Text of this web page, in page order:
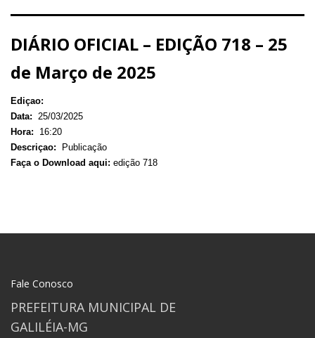
DIÁRIO OFICIAL – EDIÇÃO 718 – 25
de Março de 2025
Ediçao:
Data:
25/03/2025
Hora:
16:20
Descriçao:
Publicação
Faça o Download aqui: edição 718
Fale Conosco
PREFEITURA MUNICIPAL DE
GALILÉIA-MG